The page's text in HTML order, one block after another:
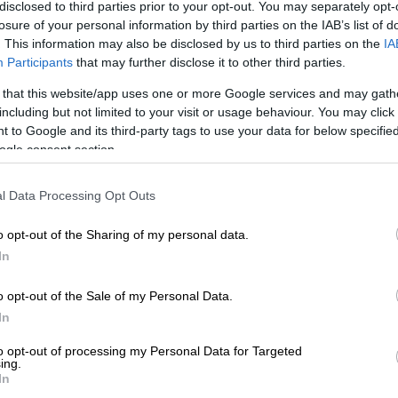
to third parties prior to your opt-out. You may separately
of your personal information by third parties on the IAB’s list of
This information may also be disclosed by us to third parties on the
Participants that may further disclose it to other third parties.
that this website/app uses one or more Google services and may
but not limited to your visit or usage behaviour. You may
to Google and its third-party tags to use your data for below
consent section.
Data Processing Opt Outs
opt-out of the Sharing of my personal data.
opt-out of the Sale of my Personal Data.
opt-out of processing my Personal Data for Targeted
τον πρώτο τηςφορητό υπολογιστή. Το
Χάιδευε τα κουμπιά του λες και
ότι αν δεν ξεκινούσε με απόφαση της
- ένα μεγαλεπήβολο εγχείρημα που
και σε χρόνο ρεκόρ, εν μέσω πανδημίας
Όπως ποτέ δεν θα αποκτούσε και τις
οι καθηγητές της μέσα από την
και η κατάκτηση της Περσέπολης από
οι ενώσεις του αζώτου, οι κανόνες
θα ήταν άγνωστα για αυτήν αν
αποστάσεως εκπαίδευσης. Η ύλη
παίρνει και απουσία.